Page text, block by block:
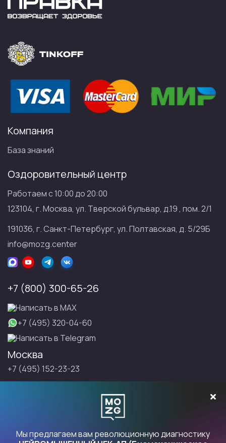
Компания
База знаний
Оздоровительный центр
Работаем с 10:00 до 20:00
123104, г. Москва, ул. Тверской бульвар, д.19 , пом. 2/1
191036, г. Санкт-Петербург, ул. Полтавская, д. 5/29Б
info@mozg.center
+7 (800) 300-65-26
Написать в МАХ
+7 (495) 320-04-60
Написать в Telegram
Москва
+7 (495) 152-23-23
Санкт-Петербург
Мы предлагаем вам революционную диагностику